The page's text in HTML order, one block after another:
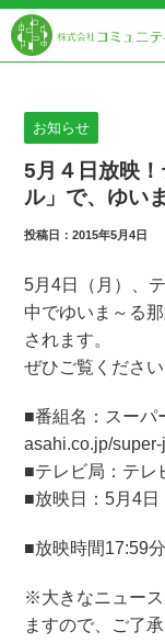
お知らせ
5月４日放映
ル」で、ゆい
投稿日：2015年5月4日
5月4日（月）、
中でゆいま～る
されます。
ぜひご覧ください
■番組名：スー
asahi.co.jp/
■テレビ局：テレ
■放映日：5月4日
■放映時間17:59
※大きなニュース
ますので、ご了承